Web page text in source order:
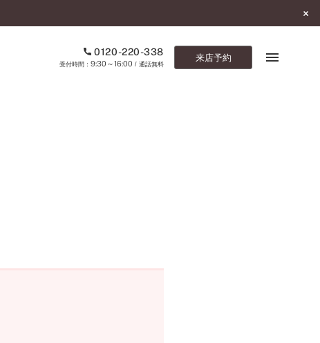
0120-220-338
9:30～16:00/ 通話無料
来店予約